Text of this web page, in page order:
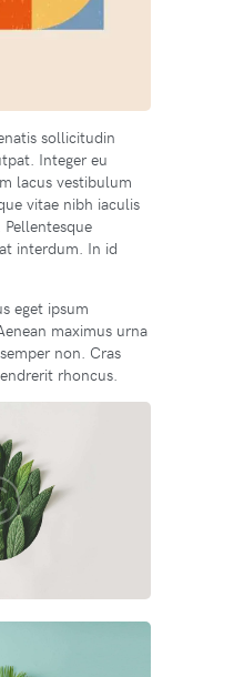
sollicitudin
Integer eu
lacus vestibulum
vitae nibh iaculis
interdum. In id
eget ipsum
maximus urna
non. Cras
rhoncus.